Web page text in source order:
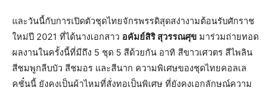
และวันนี้กับการเปิดตัวชุดไทยจักรพรรดิสุดสง่างามต้อนรับศักราช
ใหม่ปี 2021 ที่ได้นางเอกสาว อคัมย์สิริ สุวรรณศุข มาร่วมถ่ายทอด
ผลงานในครั้งนี้ที่มีถึง 5 ชุด 5 สีด้วยกัน อาทิ สีขาวเศวตร สีไพลิน
สีชมพูกลีบบัว สีชมอร และสีนาก ความพิเศษของชุดไทยคอลเล
คชั๋นนี้ ยังคงเป็นผ้าไหมที่สั่งทอเป็นพิเศษ ที่ยังคงเอกลักษณ์ความ